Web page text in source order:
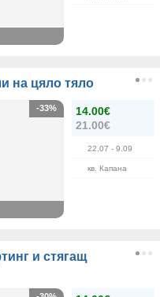
на цяло тяло
14.00€
21.00€
22.07 - 9.09
кв. Капана
-33%
и стягащ